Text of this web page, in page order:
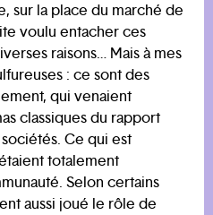
sur la place du marché de
voulu entacher ces
raisons… Mais à mes
: ce sont des
qui venaient
classiques du rapport
Ce qui est
totalement
Selon certains
aussi joué le rôle de